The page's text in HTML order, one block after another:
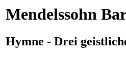
Mendelssohn
Hymne - Drei